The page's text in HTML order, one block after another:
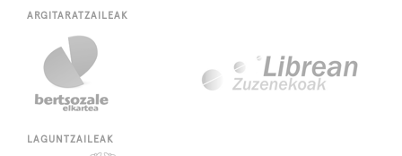
ARGITARATZAILEAK
LAGUNTZAILEAK